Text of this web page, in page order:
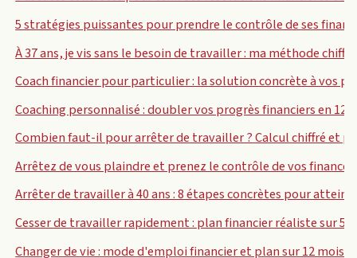
5 stratégies puissantes pour prendre le contrôle de ses
À 37 ans, je vis sans le besoin de travailler : ma méthode
Coach financier pour particulier : la solution concrète à vos
Coaching personnalisé : doubler vos progrès financiers en 12
Combien faut-il pour arrêter de travailler ? Calcul chiffré et
Arrêtez de vous plaindre et prenez le contrôle de vos
Arrêter de travailler à 40 ans : 8 étapes concrètes pour
Cesser de travailler rapidement : plan financier réaliste sur 5
Changer de vie : mode d'emploi financier et plan sur 12 mois